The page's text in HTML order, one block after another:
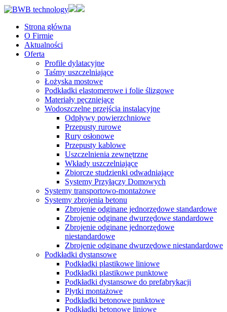
Strona główna
O Firmie
Aktualności
Oferta
Profile dylatacyjne
Taśmy uszczelniające
Łożyska mostowe
Podkładki elastomerowe i folie ślizgowe
Materiały pęczniejące
Wodoszczelne przejścia instalacyjne
Odpływy powierzchniowe
Przepusty rurowe
Rury osłonowe
Przepusty kablowe
Uszczelnienia zewnętrzne
Wkłady uszczelniające
Zbiorcze studzienki odwadniające
Systemy Przyłączy Domowych
Systemy transportowo-montażowe
Systemy zbrojenia betonu
Zbrojenie odginane jednorzędowe standardowe
Zbrojenie odginane dwurzędowe standardowe
Zbrojenie odginane jednorzędowe
niestandardowe
Zbrojenie odginane dwurzędowe niestandardowe
Podkładki dystansowe
Podkładki plastikowe liniowe
Podkładki plastikowe punktowe
Podkładki dystansowe do prefabrykacji
Płytki montażowe
Podkładki betonowe punktowe
Podkładki betonowe liniowe